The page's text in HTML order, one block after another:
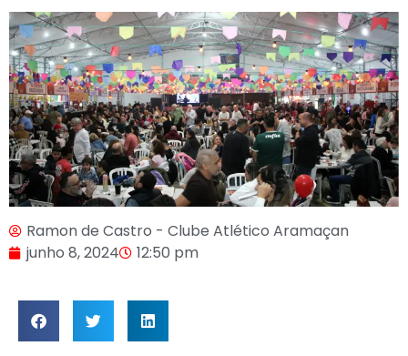
Ramon de Castro - Clube Atlético Aramaçan
junho 8, 2024
12:50 pm